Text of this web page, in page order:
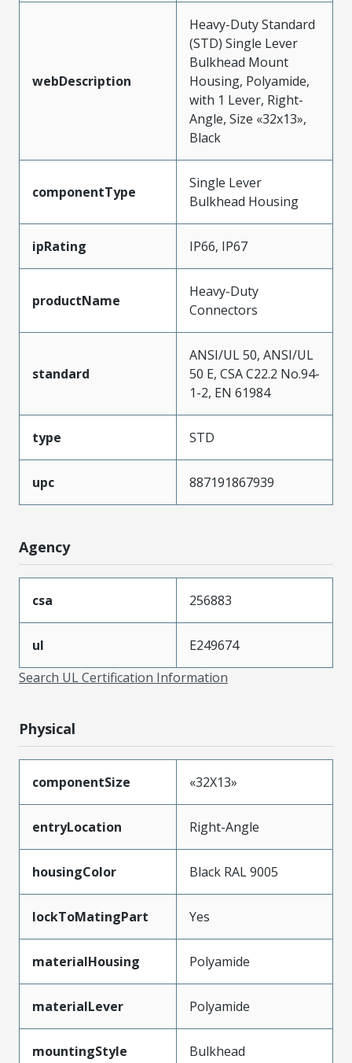
webDescription
Heavy-Duty Standard
(STD) Single Lever
Bulkhead Mount
Housing, Polyamide,
with 1 Lever, Right-
Angle, Size «32x13»,
Black
componentType
Single Lever
Bulkhead Housing
ipRating IP66, IP67
productName
Heavy-Duty
Connectors
standard
ANSI/UL 50, ANSI/UL
50 E, CSA C22.2 No.94-
1-2, EN 61984
type STD
upc 887191867939
Agency
csa 256883
ul
E249674
Search UL Certification Information
Physical
componentSize «32X13»
entryLocation Right-Angle
housingColor Black RAL 9005
lockToMatingPart Yes
materialHousing Polyamide
materialLever Polyamide
mountingStyle Bulkhead